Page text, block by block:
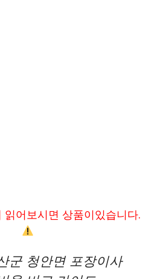
읽어보시면 상품이있습니다.
군 청안면 포장이사